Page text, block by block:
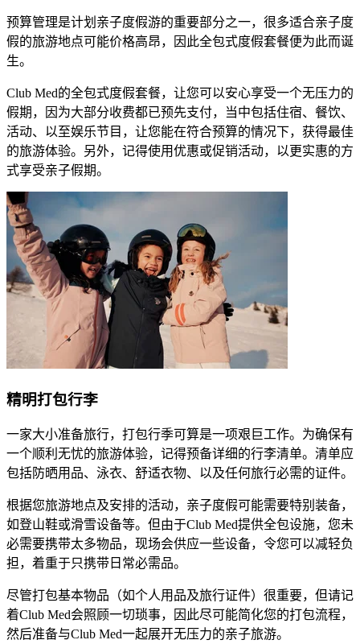
​​预算管理是计划亲子度假游的重要部分之一，很多适合亲子度
假的旅游地点可能价格高昂，因此全包式度假套餐便为此而诞
生。​
​​Club Med的全包式度假套餐，让您可以安心享受一个无压力的
假期，因为大部分收费都已预先支付，当中包括住宿、餐饮、
活动、以至娱乐节目，让您能在符合预算的情况下，获得最佳
的旅游体验。另外，记得使用优惠或促销活动，以更实惠的方
式享受亲子假期。​
精明打包行李
​​一家大小准备旅行，打包行季可算是一项艰巨工作。为确保有
一个顺利无忧的旅游体验，记得预备详细的行李清单。清单应
包括防晒用品、泳衣、舒适衣物、以及任何旅行必需的证件。​
​​根据您旅游地点及安排的活动，亲子度假可能需要特别装备，
如登山鞋或滑雪设备等。但由于Club Med提供全包设施，您未
必需要携带太多物品，现场会供应一些设备，令您可以减轻负
担，着重于只携带日常必需品。​
尽管打包基本物品（如个人用品及旅行证件）很重要，但请记
着Club Med会照顾一切琐事，因此尽可能简化您的打包流程，
然后准备与Club Med一起展开无压力的亲子旅游。​